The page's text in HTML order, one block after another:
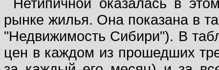
рынке жилья. Она показана в
"Недвижимость Сибири"). В
цен в каждом из прошедших